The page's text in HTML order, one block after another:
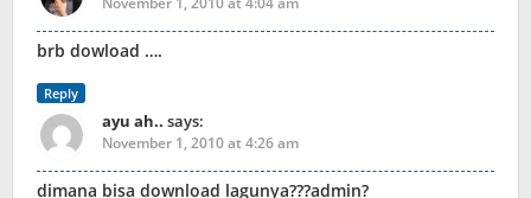
brb dowload ….
Reply
ayu ah.. says:
November 1, 2010 at 4:26 am
dimana bisa download lagunya???admin?